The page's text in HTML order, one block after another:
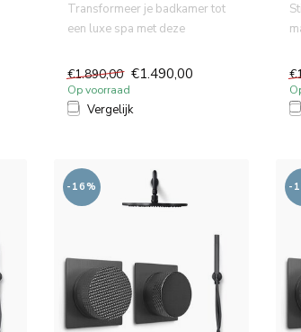
Transformeer je badkamer tot
een luxe spa met deze
regendouc...
€1.890,00 €1.490,00
Op voorraad
Vergelijk
-16% -